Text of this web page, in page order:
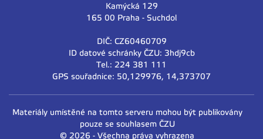
Kamýcká 129
165 00 Praha - Suchdol
DIČ: CZ60460709
ID datové schránky ČZU: 3hdj9cb
Tel.: 224 381 111
GPS souřadnice: 50,129976, 14,373707
Materiály umístěné na tomto serveru mohou být publikovány
pouze se souhlasem ČZU
© 2026 - Všechna práva vyhrazena